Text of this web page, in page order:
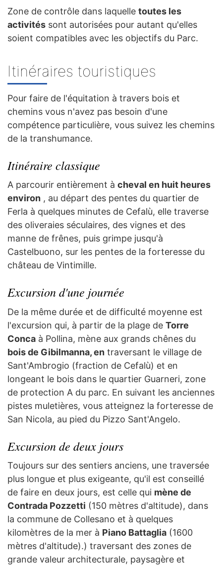
Zone de contrôle dans laquelle toutes les
activités sont autorisées pour autant qu'elles
soient compatibles avec les objectifs du Parc.
Itinéraires touristiques
Pour faire de l'équitation à travers bois et
chemins vous n'avez pas besoin d'une
compétence particulière, vous suivez les chemins
de la transhumance.
Itinéraire classique
A parcourir entièrement à cheval en huit heures
environ , au départ des pentes du quartier de
Ferla à quelques minutes de Cefalù, elle traverse
des oliveraies séculaires, des vignes et des
manne de frênes, puis grimpe jusqu'à
Castelbuono, sur les pentes de la forteresse du
château de Vintimille.
Excursion d'une journée
De la même durée et de difficulté moyenne est
l'excursion qui, à partir de la plage de Torre
Conca à Pollina, mène aux grands chênes du
bois de Gibilmanna, en traversant le village de
Sant'Ambrogio (fraction de Cefalù) et en
longeant le bois dans le quartier Guarneri, zone
de protection A du parc. En suivant les anciennes
pistes muletières, vous atteignez la forteresse de
San Nicola, au pied du Pizzo Sant'Angelo.
Excursion de deux jours
Toujours sur des sentiers anciens, une traversée
plus longue et plus exigeante, qu'il est conseillé
de faire en deux jours, est celle qui mène de
Contrada Pozzetti (150 mètres d'altitude), dans
la commune de Collesano et à quelques
kilomètres de la mer à Piano Battaglia (1600
mètres d'altitude).) traversant des zones de
grande valeur architecturale, paysagère et